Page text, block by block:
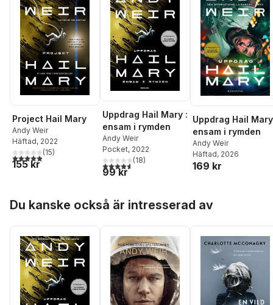
Project Hail Mary
Andy Weir
Häftad, 2022
4,9utav 5 stjärnor. Totalt antal röster:
(15)
155 kr
Uppdrag Hail Mary :
ensam i rymden
Andy Weir
Pocket, 2022
4,6utav 5 stjärnor. Totalt antal röster:
(18)
99 kr
Uppdrag Hail
ensam i rymden
Andy Weir
Häftad, 2026
169 kr
Du kanske också är intresserad av